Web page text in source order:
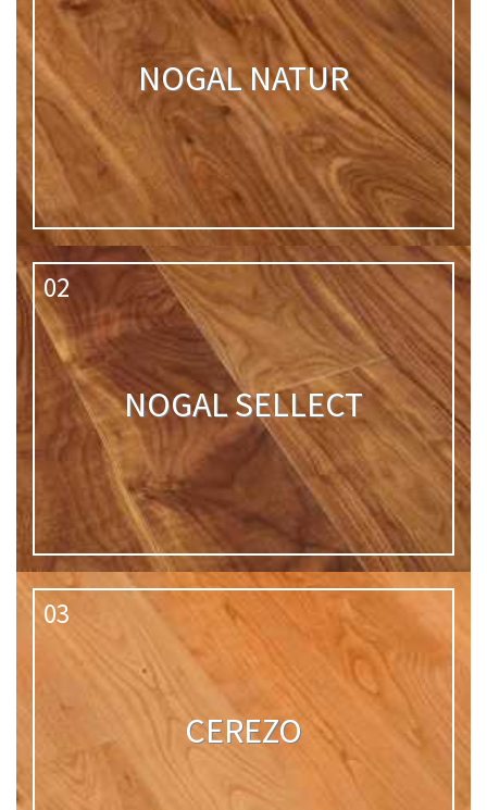
NOGAL NATUR
02
NOGAL SELLECT
03
CEREZO